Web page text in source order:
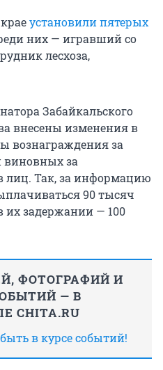
установили пятерых
них — игравший со
лесхоза,
Забайкальского
внесены изменения в
вознаграждения за
виновных за
лиц. Так, за информацию
90 тысяч
их задержании — 100
ФОТОГРАФИЙ И
— В
CHITA.RU
в курсе событий!